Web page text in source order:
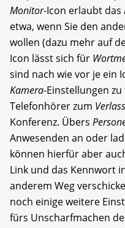
Monitor-Icon erlaubt das
etwa, wenn Sie den
wollen (dazu mehr auf
Icon lässt sich für
sind nach wie vor je ein
Kamera-Einstellungen
Telefonhörer zum
Konferenz. Übers
Anwesenden an oder
können hierfür aber
Link und das Kennwort
anderem Weg
noch einige weitere
fürs Unscharfmachen